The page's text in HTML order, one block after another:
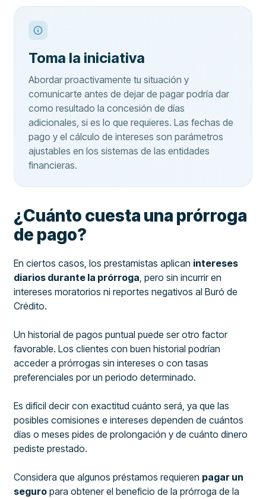
Toma la iniciativa
Abordar proactivamente tu situación y
comunicarte antes de dejar de pagar podría dar
como resultado la concesión de días
adicionales, si es lo que requieres. Las fechas de
pago y el cálculo de intereses son parámetros
ajustables en los sistemas de las entidades
financieras.
¿Cuánto cuesta una prórroga
de pago?
En ciertos casos, los prestamistas aplican intereses
diarios durante la prórroga, pero sin incurrir en
intereses moratorios ni reportes negativos al Buró de
Crédito.
Un historial de pagos puntual puede ser otro factor
favorable. Los clientes con buen historial podrían
acceder a prórrogas sin intereses o con tasas
preferenciales por un periodo determinado.
Es difícil decir con exactitud cuánto será, ya que las
posibles comisiones e intereses dependen de cuántos
días o meses pides de prolongación y de cuánto dinero
pediste prestado.
Considera que algunos préstamos requieren pagar un
seguro para obtener el beneficio de la prórroga de la